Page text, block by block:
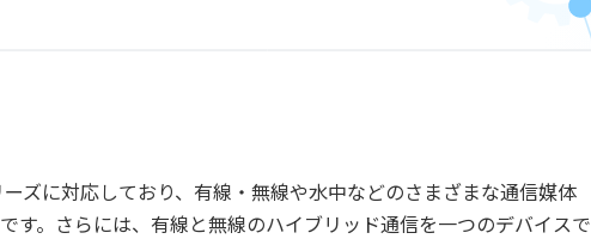
ズに対応しており、有線・無線や水中などのさまざまな通信媒体
す。さらには、有線と無線のハイブリッド通信を一つのデバイスで